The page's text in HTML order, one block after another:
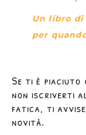
Un libro
per
Se ti è
non iscriverti
fatica, ti
novità.